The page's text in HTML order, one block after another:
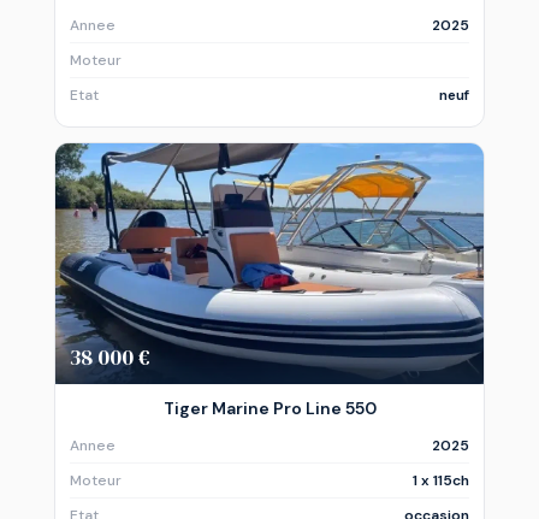
Annee
2025
Moteur
Etat
neuf
38 000 €
Tiger Marine Pro Line 550
Annee
2025
Moteur
1 x 115ch